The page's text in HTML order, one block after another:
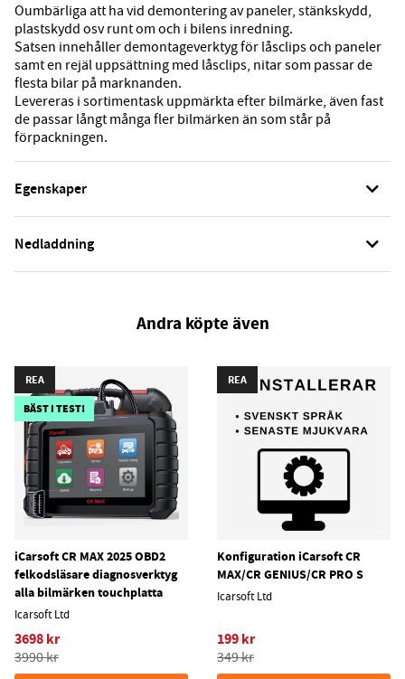
Oumbärliga att ha vid demontering av paneler, stänkskydd,
plastskydd osv runt om och i bilens inredning.
Satsen innehåller demontageverktyg för låsclips och paneler
samt en rejäl uppsättning med låsclips, nitar som passar de
flesta bilar på marknanden.
Levereras i sortimentask uppmärkta efter bilmärke, även fast
de passar långt många fler bilmärken än som står på
förpackningen.
Egenskaper
Nedladdning
Andra köpte även
REA
BÄST I TEST!
iCarsoft CR MAX 2025 OBD2
felkodsläsare diagnosverktyg
alla bilmärken touchplatta
Icarsoft Ltd
3698 kr
3990 kr
REA
Konfiguration iCarsoft CR
MAX/CR GENIUS/CR PRO S
Icarsoft Ltd
199 kr
349 kr